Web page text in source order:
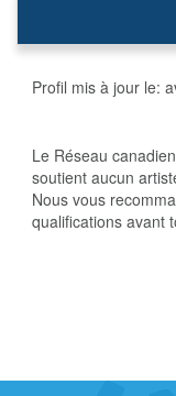
Profil mis à jour le:
Le Réseau
soutient aucun
Nous vous
qualifications avant